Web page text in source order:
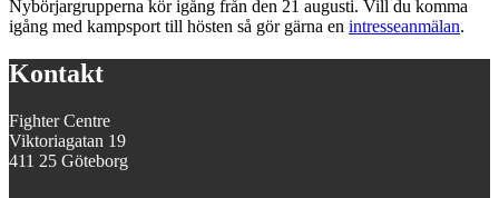
Nybörjargrupperna kör igång från den 21 augusti. Vill du komma
igång med kampsport till hösten så gör gärna en intresseanmälan.
Kontakt
Fighter Centre
Viktoriagatan 19
411 25 Göteborg